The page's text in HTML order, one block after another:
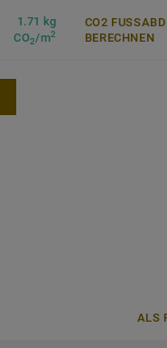
1.71 kg
CO2/m2
CO2
ERECHNEN
ALS